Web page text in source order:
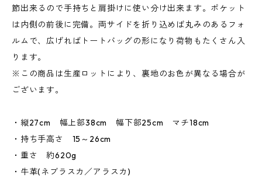
節出来るので手持ちと肩掛けに使い分け出来ます。ポケット
は内側の前後に完備。両サイドを折り込めば丸みのあるフォ
ルムで、広げればトートバッグの形になり荷物もたくさん入
ります。
※この商品は生産ロットにより、裏地のお色が異なる場合が
ございます。
・縦27cm 幅上部38cm 幅下部25cm マチ18cm
・持ち手高さ 15～26cm
・重さ 約620g
・牛革(ネブラスカ／アラスカ)